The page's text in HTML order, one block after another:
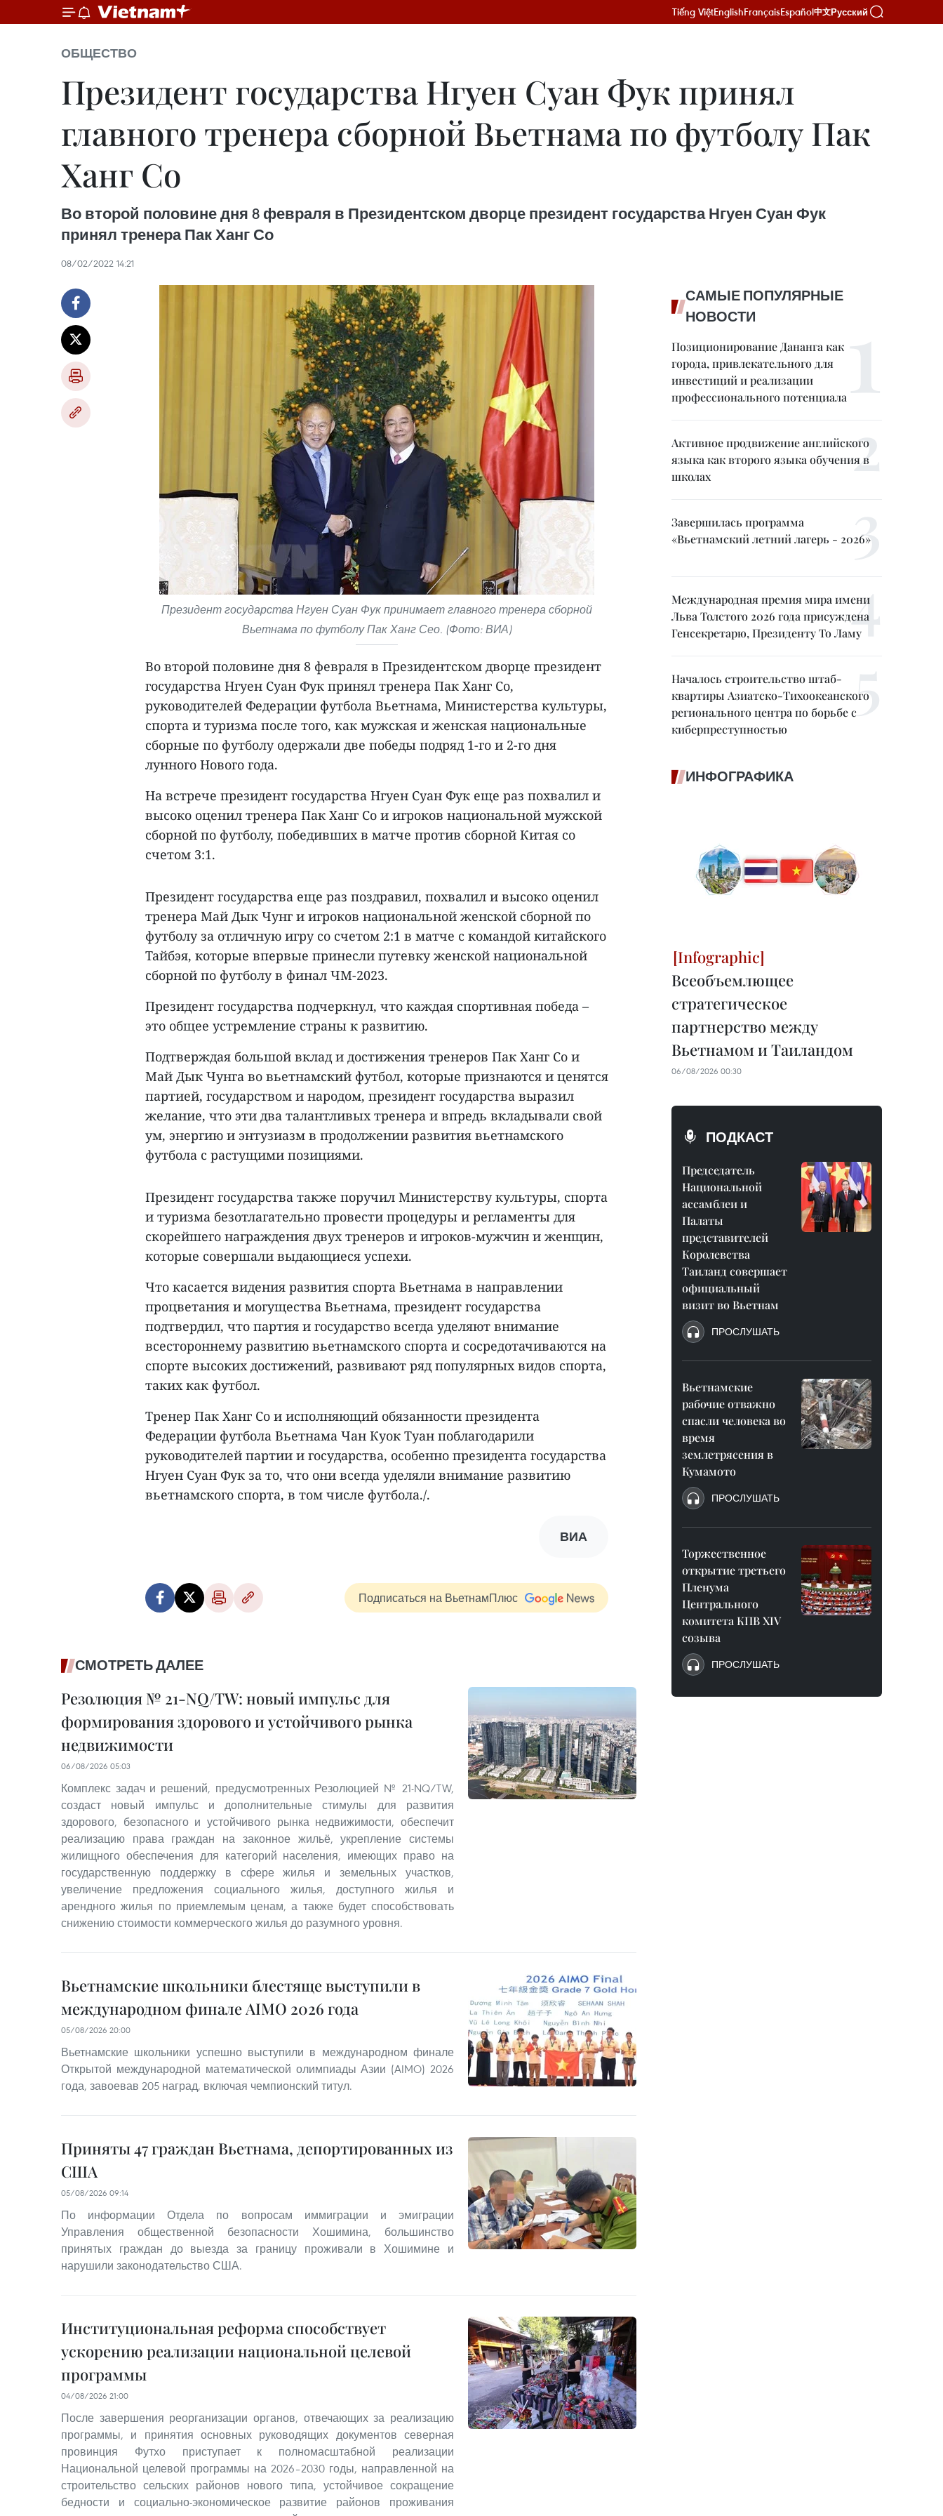
Tiếng ViệtEnglishFrançaisEspañol中文Русский
ОБЩЕСТВО
Президент государства Нгуен Суан Фук принял
главного тренера сборной Вьетнама по футболу Пак
Ханг Со
Во второй половине дня 8 февраля в Президентском дворце президент государства Нгуен Суан Фук
принял тренера Пак Ханг Со
08/02/2022 14:21
Президент государства Нгуен Суан Фук принимает главного тренера сборной
Вьетнама по футболу Пак Ханг Сео. (Фото: ВИА)
Во второй половине дня 8 февраля в Президентском дворце президент
государства Нгуен Суан Фук принял тренера Пак Ханг Со,
руководителей Федерации футбола Вьетнама, Министерства культуры,
спорта и туризма после того, как мужская и женская национальные
сборные по футболу одержали две победы подряд 1-го и 2-го дня
лунного Нового года.
На встрече президент государства Нгуен Суан Фук еще раз похвалил и
высоко оценил тренера Пак Ханг Со и игроков национальной мужской
сборной по футболу, победивших в матче против сборной Китая со
счетом 3:1.
Президент государства еще раз поздравил, похвалил и высоко оценил
тренера Май Дык Чунг и игроков национальной женской сборной по
футболу за отличную игру со счетом 2:1 в матче с командой китайского
Тайбэя, которые впервые принесли путевку женской национальной
сборной по футболу в финал ЧМ-2023.
Президент государства подчеркнул, что каждая спортивная победа –
это общее устремление страны к развитию.
Подтверждая большой вклад и достижения тренеров Пак Ханг Со и
Май Дык Чунга во вьетнамский футбол, которые признаются и ценятся
партией, государством и народом, президент государства выразил
желание, что эти два талантливых тренера и впредь вкладывали свой
ум, энергию и энтузиазм в продолжении развития вьетнамского
футбола с растущими позициями.
Президент государства также поручил Министерству культуры, спорта
и туризма безотлагательно провести процедуры и регламенты для
скорейшего награждения двух тренеров и игроков-мужчин и женщин,
которые совершали выдающиеся успехи.
Что касается видения развития спорта Вьетнама в направлении
процветания и могущества Вьетнама, президент государства
подтвердил, что партия и государство всегда уделяют внимание
всестороннему развитию вьетнамского спорта и сосредотачиваются на
спорте высоких достижений, развивают ряд популярных видов спорта,
таких как футбол.
Тренер Пак Ханг Со и исполняющий обязанности президента
Федерации футбола Вьетнама Чан Куок Туан поблагодарили
руководителей партии и государства, особенно президента государства
Нгуен Суан Фук за то, что они всегда уделяли внимание развитию
вьетнамского спорта, в том числе футбола./.
ВИА
Подписаться на ВьетнамПлюс
СМОТРЕТЬ ДАЛЕЕ
Резолюция № 21-NQ/TW: новый импульс для
формирования здорового и устойчивого рынка
недвижимости
06/08/2026 05:03
Комплекс задач и решений, предусмотренных Резолюцией № 21-NQ/TW,
создаст новый импульс и дополнительные стимулы для развития
здорового, безопасного и устойчивого рынка недвижимости, обеспечит
реализацию права граждан на законное жильё, укрепление системы
жилищного обеспечения для категорий населения, имеющих право на
государственную поддержку в сфере жилья и земельных участков,
увеличение предложения социального жилья, доступного жилья и
арендного жилья по приемлемым ценам, а также будет способствовать
снижению стоимости коммерческого жилья до разумного уровня.
Вьетнамские школьники блестяще выступили в
международном финале AIMO 2026 года
05/08/2026 20:00
Вьетнамские школьники успешно выступили в международном финале
Открытой международной математической олимпиады Азии (AIMO) 2026
года, завоевав 205 наград, включая чемпионский титул.
Приняты 47 граждан Вьетнама, депортированных из
США
05/08/2026 09:14
По информации Отдела по вопросам иммиграции и эмиграции
Управления общественной безопасности Хошимина, большинство
принятых граждан до выезда за границу проживали в Хошимине и
нарушили законодательство США.
Институциональная реформа способствует
ускорению реализации национальной целевой
программы
04/08/2026 21:00
После завершения реорганизации органов, отвечающих за реализацию
программы, и принятия основных руководящих документов северная
провинция Футхо приступает к полномасштабной реализации
Национальной целевой программы на 2026–2030 годы, направленной на
строительство сельских районов нового типа, устойчивое сокращение
бедности и социально-экономическое развитие районов проживания
САМЫЕ ПОПУЛЯРНЫЕ
НОВОСТИ
Позиционирование Дананга как
города, привлекательного для
инвестиций и реализации
профессионального потенциала
Активное продвижение английского
языка как второго языка обучения в
школах
Завершилась программа
«Вьетнамский летний лагерь - 2026»
Международная премия мира имени
Льва Толстого 2026 года присуждена
Генсекретарю, Президенту То Ламу
Началось строительство штаб-
квартиры Азиатско-Тихоокеанского
регионального центра по борьбе с
киберпреступностью
ИНФОГРАФИКА
Всеобъемлющее
стратегическое
партнерство между
Вьетнамом и Таиландом
06/08/2026 00:30
ПОДКАСТ
Председатель
Национальной
ассамблеи и
Палаты
представителей
Королевства
Таиланд совершает
официальный
визит во Вьетнам
ПРОСЛУШАТЬ
Вьетнамские
рабочие отважно
спасли человека во
время
землетрясения в
Кумамото
ПРОСЛУШАТЬ
Торжественное
открытие третьего
Пленума
Центрального
комитета КПВ XIV
созыва
ПРОСЛУШАТЬ